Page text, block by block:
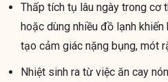
Thấp tích tụ lâu ngày trong cơ
hoặc dùng nhiều đồ lạnh
tạo cảm giác nặng bụng, mót
Nhiệt sinh ra từ việc ăn cay